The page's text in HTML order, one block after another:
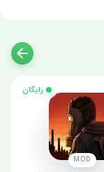
رایگان
MOD